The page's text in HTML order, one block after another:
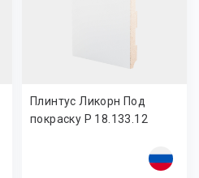
Плинтус Ликорн Под
покраску Р 18.133.12